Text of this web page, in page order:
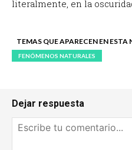
literalmente, en la
TEMAS QUE APARECEN EN ESTA
FENÓMENOS NATURALES
Dejar respuesta